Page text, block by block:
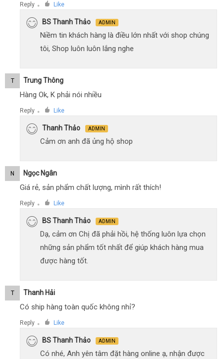
Reply ● Like
BS Thanh Thảo ADMIN
Niềm tin khách hàng là điều lớn nhất với shop chúng
tôi, Shop luôn luôn lắng nghe
T Trung Thông
Hàng Ok, K phải nói nhiều
Reply ● Like
Thanh Thảo ADMIN
Cảm ơn anh đã ủng hộ shop
N Ngọc Ngân
Giá rẻ, sản phẩm chất lượng, mình rất thích!
Reply ● Like
BS Thanh Thảo ADMIN
Dạ, cảm ơn Chị đã phải hồi, hệ thống luôn lựa chọn
những sản phẩm tốt nhất để giúp khách hàng mua
được hàng tốt.
T Thanh Hải
Có ship hàng toàn quốc không nhỉ?
Reply ● Like
BS Thanh Thảo ADMIN
Có nhé, Anh yên tâm đặt hàng online ạ, nhận được